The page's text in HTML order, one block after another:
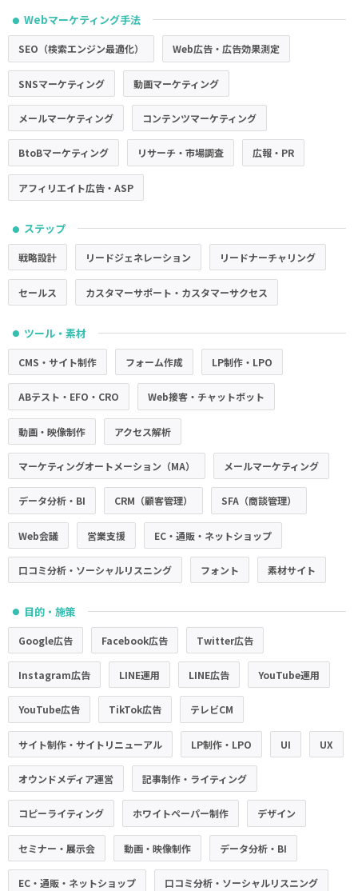
● Webマーケティング手法
SEO（検索エンジン最適化） Web広告・広告効果測定
SNSマーケティング 動画マーケティング
メールマーケティング コンテンツマーケティング
BtoBマーケティング リサーチ・市場調査 広報・PR
アフィリエイト広告・ASP
● ステップ
戦略設計 リードジェネレーション リードナーチャリング
セールス カスタマーサポート・カスタマーサクセス
● ツール・素材
CMS・サイト制作 フォーム作成 LP制作・LPO
ABテスト・EFO・CRO Web接客・チャットボット
動画・映像制作 アクセス解析
マーケティングオートメーション（MA） メールマーケティング
データ分析・BI CRM（顧客管理） SFA（商談管理）
Web会議 営業支援 EC・通販・ネットショップ
口コミ分析・ソーシャルリスニング フォント 素材サイト
● 目的・施策
Google広告 Facebook広告 Twitter広告
Instagram広告 LINE運用 LINE広告 YouTube運用
YouTube広告 TikTok広告 テレビCM
サイト制作・サイトリニューアル LP制作・LPO UI UX
オウンドメディア運営 記事制作・ライティング
コピーライティング ホワイトペーパー制作 デザイン
セミナー・展示会 動画・映像制作 データ分析・BI
EC・通販・ネットショップ 口コミ分析・ソーシャルリスニング